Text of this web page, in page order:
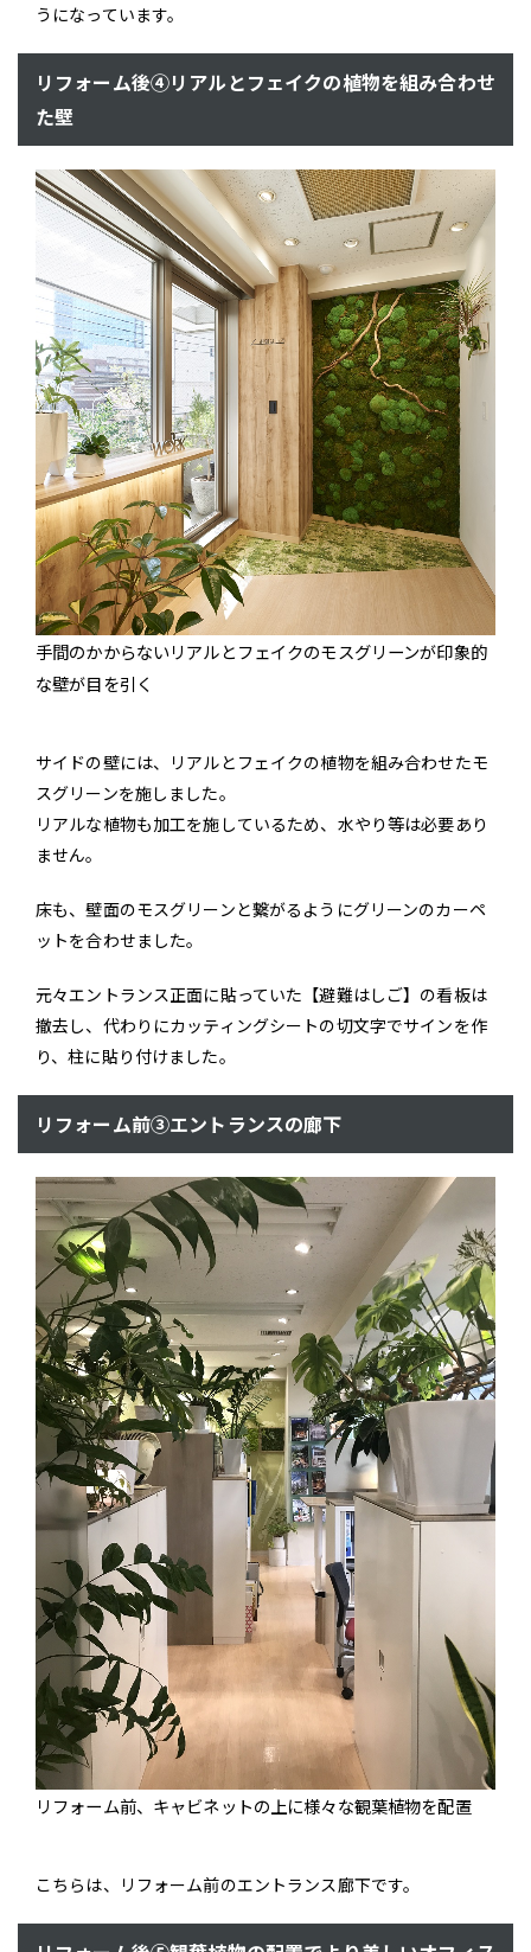
うになっています。
リフォーム後④リアルとフェイクの植物を組み合わせ
た壁
手間のかからないリアルとフェイクのモスグリーンが印象的
な壁が目を引く
サイドの壁には、リアルとフェイクの植物を組み合わせたモ
スグリーンを施しました。
リアルな植物も加工を施しているため、水やり等は必要あり
ません。
床も、壁面のモスグリーンと繋がるようにグリーンのカーペ
ットを合わせました。
元々エントランス正面に貼っていた【避難はしご】の看板は
撤去し、代わりにカッティングシートの切文字でサインを作
り、柱に貼り付けました。
リフォーム前③エントランスの廊下
リフォーム前、キャビネットの上に様々な観葉植物を配置
こちらは、リフォーム前のエントランス廊下です。